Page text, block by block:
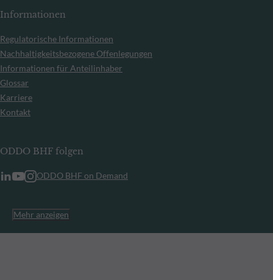
Informationen
Regulatorische Informationen
Nachhaltigkeitsbezogene Offenlegungen
Informationen für Anteilinhaber
Glossar
Karriere
Kontakt
ODDO BHF folgen
ODDO BHF on Demand
Mehr anzeigen